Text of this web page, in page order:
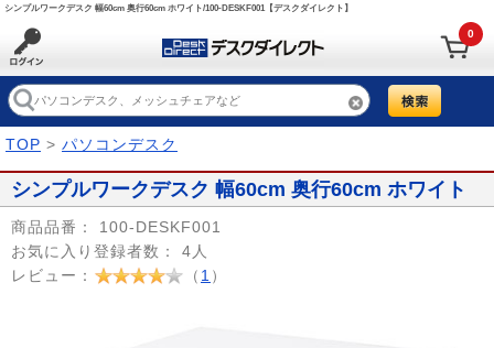
シンプルワークデスク 幅60cm 奥行60cm ホワイト/100-DESKF001【デスクダイレクト】
0
TOP > パソコンデスク
シンプルワークデスク 幅60cm 奥行60cm ホワイト
商品品番：
100-DESKF001
お気に入り登録者数：
4人
レビュー：
（ 1 ）